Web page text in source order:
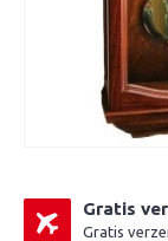
Gratis
Gratis